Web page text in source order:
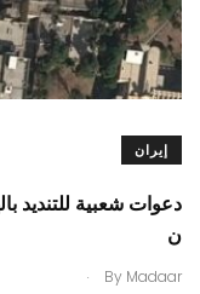
إيران
دعوات شعبية للتنديد
ن
By Madaar
.